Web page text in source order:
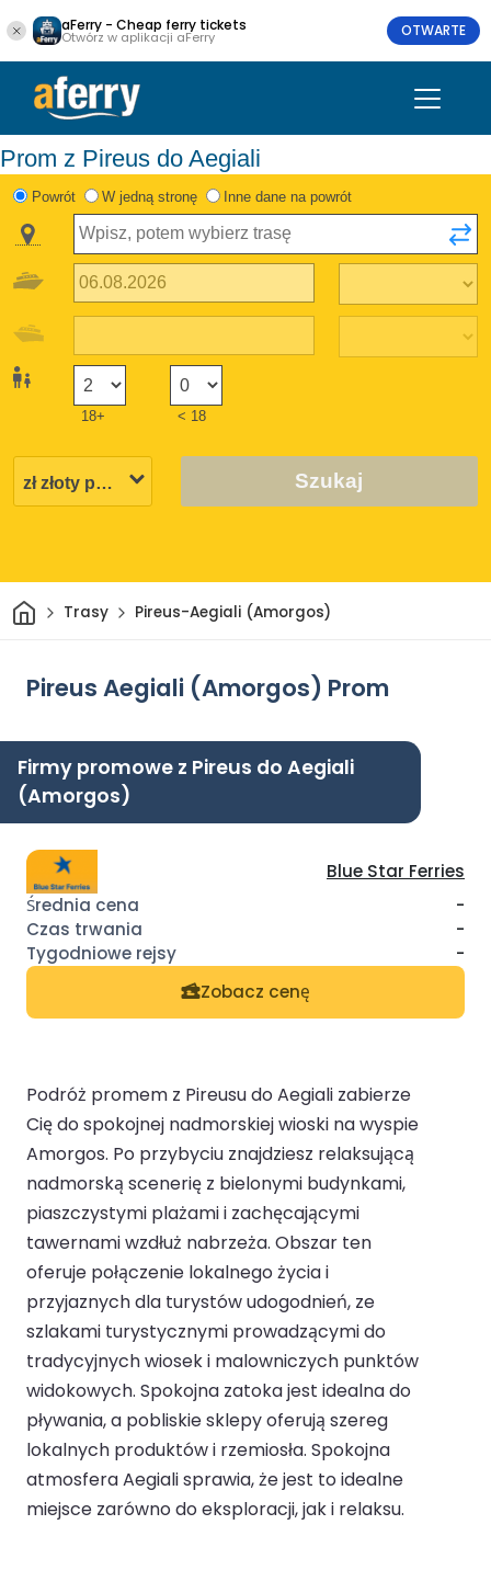
aFerry - Cheap ferry tickets
Otwórz w aplikacji aFerry OTWARTE
Prom z Pireus do Aegiali
Powrót W jedną stronę Inne dane na powrót
18+ < 18
Szukaj
DomTrasy Pireus-Aegiali (Amorgos)
Pireus Aegiali (Amorgos) Prom
Firmy promowe z Pireus do Aegiali
(Amorgos)
Blue Star Ferries
-
-
-
Zobacz cenę
Podróż promem z Pireusu do Aegiali zabierze
Cię do spokojnej nadmorskiej wioski na wyspie
Amorgos. Po przybyciu znajdziesz relaksującą
nadmorską scenerię z bielonymi budynkami,
piaszczystymi plażami i zachęcającymi
tawernami wzdłuż nabrzeża. Obszar ten
oferuje połączenie lokalnego życia i
przyjaznych dla turystów udogodnień, ze
szlakami turystycznymi prowadzącymi do
tradycyjnych wiosek i malowniczych punktów
widokowych. Spokojna zatoka jest idealna do
pływania, a pobliskie sklepy oferują szereg
lokalnych produktów i rzemiosła. Spokojna
atmosfera Aegiali sprawia, że jest to idealne
miejsce zarówno do eksploracji, jak i relaksu.